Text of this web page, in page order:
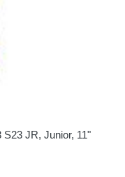
JR, Junior, 11"